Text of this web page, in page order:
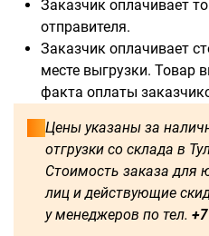
Заказчик оплачивает
отправителя.
Заказчик оплачивает
месте выгрузки. Товар
факта оплаты
Цены указаны за
отгрузки со склада в
Стоимость заказа для
лиц и действующие
у менеджеров по тел.
2500 2750
3500 3750
4500 4750